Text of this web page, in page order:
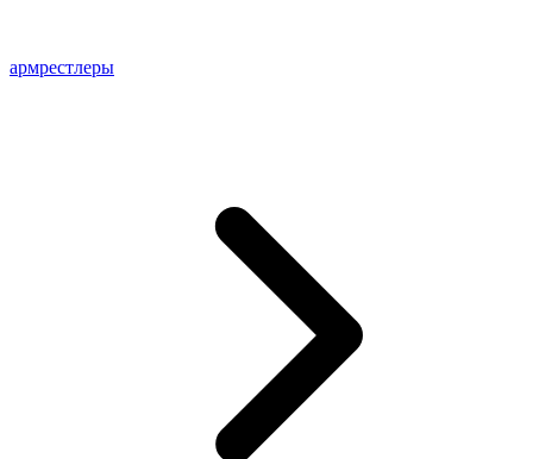
армрестлеры